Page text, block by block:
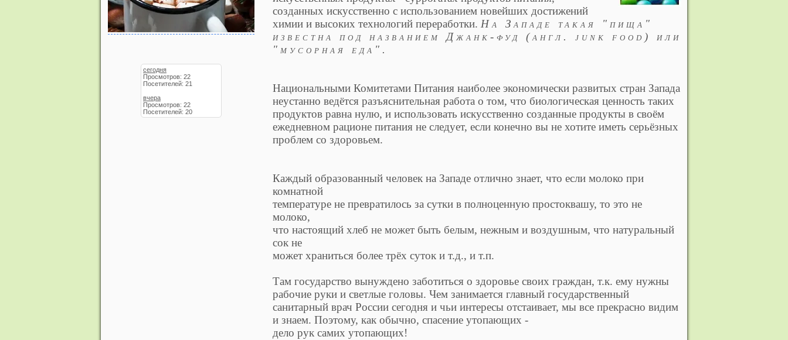
сегодня
Просмотров: 22
Посетителей: 21
вчера
Просмотров: 22
Посетителей: 20
созданных искусственно с использованием новейших достижений
химии и высоких технологий переработки. На Западе такая "пища"
известна под названием Джанк-фуд (англ. junk food) или
"мусорная еда".
Национальными Комитетами Питания наиболее экономически развитых стран Запада
неустанно ведётся разъяснительная работа о том, что биологическая ценность таких
продуктов равна нулю, и использовать искусственно созданные продукты в своём
ежедневном рационе питания не следует, если конечно вы не хотите иметь серьёзных
проблем со здоровьем.
Каждый образованный человек на Западе отлично знает, что если молоко при
комнатной
температуре не превратилось за сутки в полноценную простоквашу, то это не
молоко,
что настоящий хлеб не может быть белым, нежным и воздушным, что натуральный
сок не
может храниться более трёх суток и т.д., и т.п.
Там государство вынуждено заботиться о здоровье своих граждан, т.к. ему нужны
рабочие руки и светлые головы. Чем занимается главный государственный
санитарный врач России сегодня и чьи интересы отстаивает, мы все прекрасно видим
и знаем. Поэтому, как обычно, спасение утопающих -
дело рук самих утопающих!